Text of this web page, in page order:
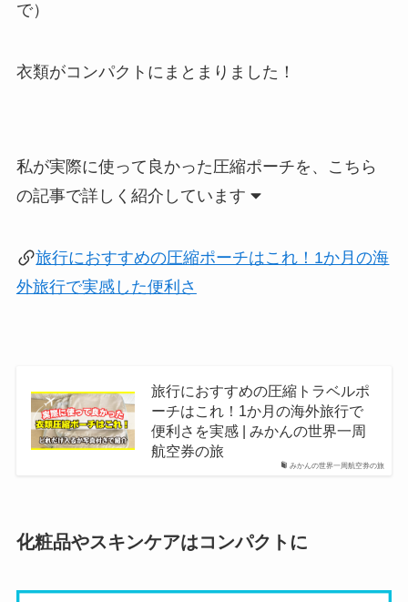
で）
衣類がコンパクトにまとまりました！
私が実際に使って良かった圧縮ポーチを、こちら
の記事で詳しく紹介しています
旅行におすすめの圧縮ポーチはこれ！1か月の海
外旅行で実感した便利さ
みかんの世界一周航空券の旅
旅行におすすめの圧縮トラベルポ
ーチはこれ！1か月の海外旅行で
便利さを実感 | みかんの世界一周
航空券の旅
化粧品やスキンケアはコンパクトに